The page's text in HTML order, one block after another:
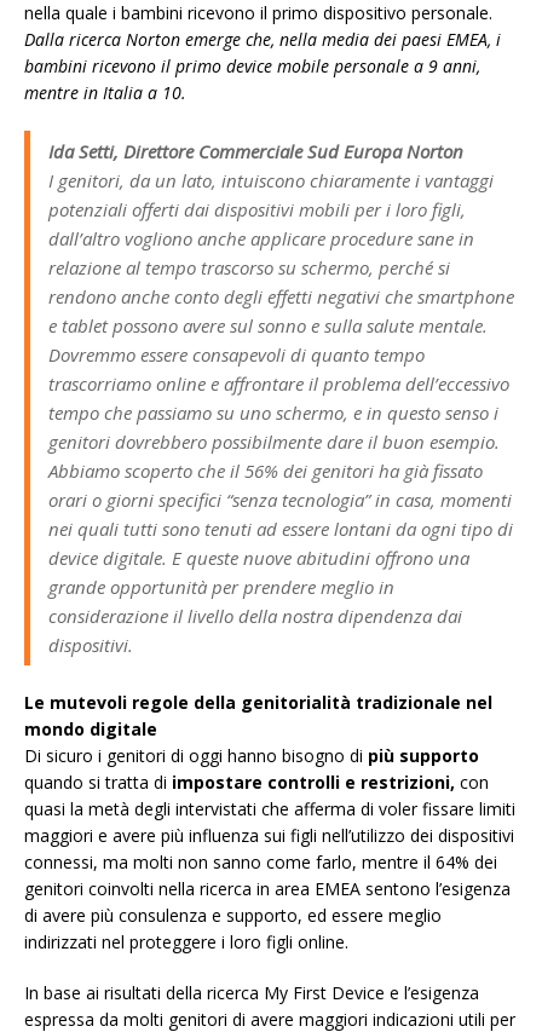
nella quale i bambini ricevono il primo dispositivo personale.
Dalla ricerca Norton emerge che, nella media dei paesi EMEA, i
bambini ricevono il primo device mobile personale a 9 anni,
mentre in Italia a 10.
Ida Setti, Direttore Commerciale Sud Europa Norton
I genitori, da un lato, intuiscono chiaramente i vantaggi
potenziali offerti dai dispositivi mobili per i loro figli,
dall’altro vogliono anche applicare procedure sane in
relazione al tempo trascorso su schermo, perché si
rendono anche conto degli effetti negativi che smartphone
e tablet possono avere sul sonno e sulla salute mentale.
Dovremmo essere consapevoli di quanto tempo
trascorriamo online e affrontare il problema dell’eccessivo
tempo che passiamo su uno schermo, e in questo senso i
genitori dovrebbero possibilmente dare il buon esempio.
Abbiamo scoperto che il 56% dei genitori ha già fissato
orari o giorni specifici “senza tecnologia” in casa, momenti
nei quali tutti sono tenuti ad essere lontani da ogni tipo di
device digitale. E queste nuove abitudini offrono una
grande opportunità per prendere meglio in
considerazione il livello della nostra dipendenza dai
dispositivi.
Le mutevoli regole della genitorialità tradizionale nel
mondo digitale
Di sicuro i genitori di oggi hanno bisogno di più supporto
quando si tratta di impostare controlli e restrizioni, con
quasi la metà degli intervistati che afferma di voler fissare limiti
maggiori e avere più influenza sui figli nell’utilizzo dei dispositivi
connessi, ma molti non sanno come farlo, mentre il 64% dei
genitori coinvolti nella ricerca in area EMEA sentono l’esigenza
di avere più consulenza e supporto, ed essere meglio
indirizzati nel proteggere i loro figli online.
In base ai risultati della ricerca My First Device e l’esigenza
espressa da molti genitori di avere maggiori indicazioni utili per